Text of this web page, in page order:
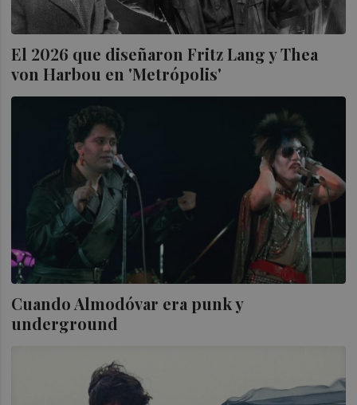
El 2026 que diseñaron Fritz Lang y Thea
von Harbou en 'Metrópolis'
Cuando Almodóvar era punk y
underground